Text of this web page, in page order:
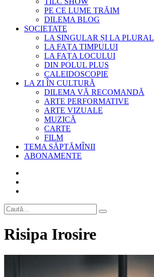
PE CE LUME TRĂIM
DILEMA BLOG
SOCIETATE
LA SINGULAR ȘI LA PLURAL
LA FAȚA TIMPULUI
LA FAȚA LOCULUI
DIN POLUL PLUS
CALEIDOSCOPIE
LA ZI ÎN CULTURĂ
DILEMA VĂ RECOMANDĂ
ARTE PERFORMATIVE
ARTE VIZUALE
MUZICĂ
CARTE
FILM
TEMA SĂPTĂMÎNII
ABONAMENTE
Risipa Irosire